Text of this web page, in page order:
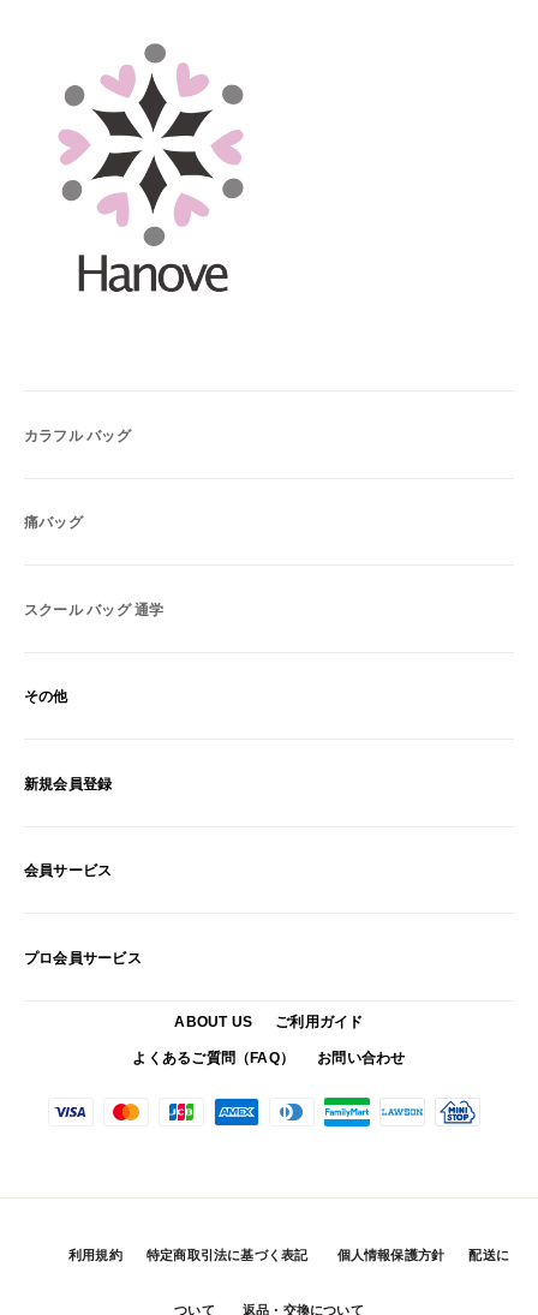
カラフル バッグ
痛バッグ
スクール バッグ 通学
その他
新規会員登録
会員サービス
プロ会員サービス
ABOUT US ご利用ガイド
よくあるご質問（FAQ） お問い合わせ
利用規約 特定商取引法に基づく表記 個人情報保護方針 配送に
ついて 返品・交換について